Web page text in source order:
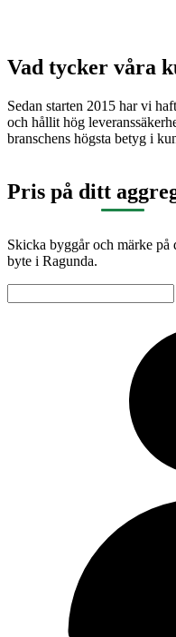
Vad tycker våra
Sedan starten 2015 har vi
och hållit hög
branschens högsta betyg i
Pris på ditt
Skicka byggår och märke på
byte i Ragunda.